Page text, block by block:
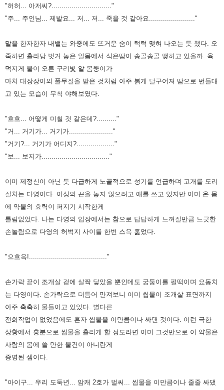
"허허... 아저씨?.............................."
"주... 주인님... 제발요... 저... 저... 죽을 것 같아요......................."
말을 한자한자 내뱉는 와중에도 뜨거운 숨이 턱턱 맺혀 나오는 듯 했다. 오
죽하면 홀라당 벗겨 놓은 알몸에서 식은땀이 송골송골 맺히고 있을까. 육
덕지게 물이 오른 구리빛 알 몸뚱이가
마치 대장장이의 풀무질을 받은 것처럼 아주 붉게 달구어져 땀으로 번들대
고 있는 모습이 무척 야해보였다.
"흐흐... 어떻게 미칠 것 같은데?.........."
"거... 거기가... 거기가......................"
"거기?... 거기가 어디지?..................."
"보... 보지가.................................."
이미 제정신이 아닌 듯 다급하게 노골적으로 성기를 언급하며 고개를 도리
질치는 다영이다. 이성의 끈을 놓지 않으려고 애를 쓰고 있지만 이미 온 몸
에 약물의 효력이 퍼지기 시작한게
틀림없었다. 나는 다영의 입장에서는 참으로 답답하게 느껴질만큼 느긋한
손놀림으로 다영의 허벅지 사이를 한번 스윽 훑었다.
"으흐윽!......................................."
손가락 끝이 조개살 겉에 살짝 닿았을 뿐인데도 궁둥이를 펄떡이며 요동치
는 다영이다. 손가락으로 더듬어 만져보니 이미 씹물이 조개살 표면까지
아주 축축히 물들이고 있었다. 별다른
전희작업이 없었음에도 혼자 씹물을 이만큼이나 싸댄 것이다. 이런 극한
상황에서 흥분으로 씹물을 흘리게 할 정도라면 이미 그것만으로 이 약물은
사람의 몸에 쓸 만한 물건이 아니란게
증명된 셈이다.
"아이구... 우리 도둑년... 암캐 2호가 벌써... 씹물을 이만큼이나 줄줄 싸댔